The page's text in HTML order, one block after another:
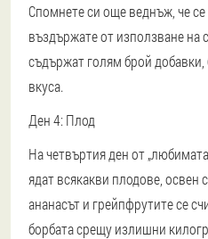
Спомнете си още веднъж, че
въздържате от използване на
съдържат голям брой
вкуса.
Ден 4: Плод
На четвъртия ден от
ядат всякакви плодове, освен
ананасът и грейпфрутите се
борбата срещу излишни